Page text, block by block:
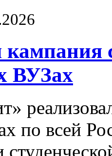
кампания
ВУЗах
по всей